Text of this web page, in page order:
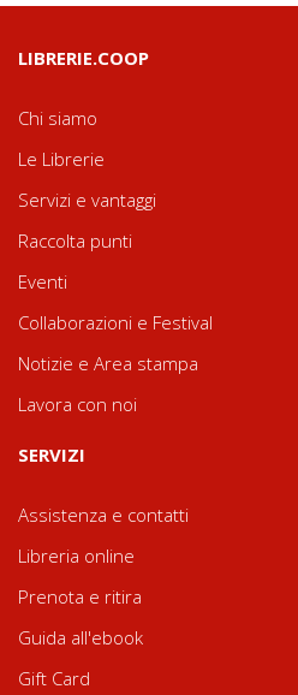
LIBRERIE.COOP
Chi siamo
Le Librerie
Servizi e vantaggi
Raccolta punti
Eventi
Collaborazioni e Festival
Notizie e Area stampa
Lavora con noi
SERVIZI
Assistenza e contatti
Libreria online
Prenota e ritira
Guida all'ebook
Gift Card